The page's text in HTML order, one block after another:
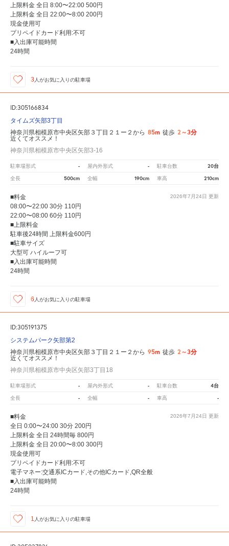
上限料金 全日 8:00〜22:00 500円
上限料金 全日 22:00〜8:00 200円
現金使用可
プリペイドカード利用:不可
■入出庫可能時間
24時間
3 人がお気に入りの駐車場
ID:305166834
タイムズ矢部3丁目
神奈川県相模原市中央区矢部３丁目２１ー２から 85m 徒歩 2～3分
近くてオススメ！
神奈川県相模原市中央区矢部3-16
駐車場形式 - 屋内外形式 - 駐車台数 20台
全長 500cm 全幅 190cm 車高 210cm
2026年7月24日 更新
■料金
08:00〜22:00 30分 110円
22:00〜08:00 60分 110円
■上限料金
駐車後24時間 上限料金600円
■駐車サイズ
大型可 ハイルーフ可
■入出庫可能時間
24時間
6 人がお気に入りの駐車場
ID:305191375
システムパーク矢部第2
神奈川県相模原市中央区矢部３丁目２１ー２から 95m 徒歩 2～3分
近くてオススメ！
神奈川県相模原市中央区矢部3丁目18
駐車場形式 - 屋内外形式 - 駐車台数 4台
全長 - 全幅 - 車高 -
2026年7月24日 更新
■料金
全日 0:00〜24:00 30分 200円
上限料金 全日 24時間毎 800円
上限料金 全日 20:00〜8:00 300円
現金使用可
プリペイドカード利用:不可
電子マネー:交通系ICカード,その他ICカード,QR全般
■入出庫可能時間
24時間
1 人がお気に入りの駐車場